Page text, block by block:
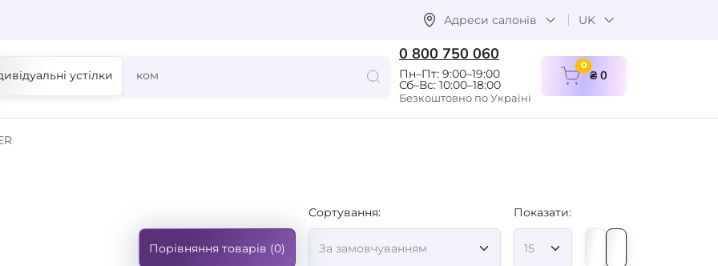
Адреси салонів UK
устілки
0 800 750 060
Пн–Пт: 9:00–19:00
Сб–Вс: 10:00–18:00
Безкоштовно по Україні
0items in cart
₴ 0
Порівняння товарів (0)
Сортування: Показати: